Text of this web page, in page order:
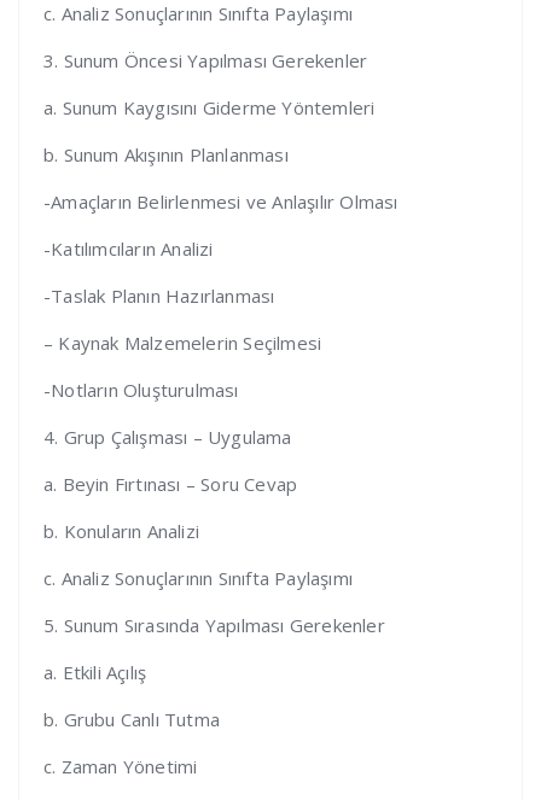
c. Analiz Sonuçlarının Sınıfta Paylaşımı
3. Sunum Öncesi Yapılması Gerekenler
a. Sunum Kaygısını Giderme Yöntemleri
b. Sunum Akışının Planlanması
-Amaçların Belirlenmesi ve Anlaşılır Olması
-Katılımcıların Analizi
-Taslak Planın Hazırlanması
– Kaynak Malzemelerin Seçilmesi
-Notların Oluşturulması
4. Grup Çalışması – Uygulama
a. Beyin Fırtınası – Soru Cevap
b. Konuların Analizi
c. Analiz Sonuçlarının Sınıfta Paylaşımı
5. Sunum Sırasında Yapılması Gerekenler
a. Etkili Açılış
b. Grubu Canlı Tutma
c. Zaman Yönetimi